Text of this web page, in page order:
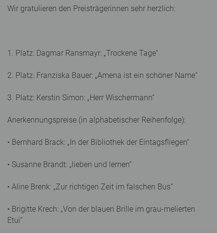
Wir gratulieren den Preisträgerinnen sehr herzlich:
1. Platz: Dagmar Ransmayr: „Trockene Tage“
2. Platz: Franziska Bauer: „Amena ist ein schöner Name“
3. Platz: Kerstin Simon: „Herr Wischermann“
Anerkennungspreise (in alphabetischer Reihenfolge):
• Bernhard Brack: „In der Bibliothek der Eintagsfliegen“
• Susanne Brandt: „lieben und lernen“
• Aline Brenk: „Zur richtigen Zeit im falschen Bus“
• Brigitte Krech: „Von der blauen Brille im grau-melierten
Etui“